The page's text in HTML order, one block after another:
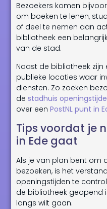
Bezoekers komen
om boeken te lenen,
of deel te nemen aan
bibliotheek een
van de stad.
Naast de bibliotheek zijn
publieke locaties waar
diensten. Zo zoeken
destadhuis
over eenPostNL punt in
Tips voordat je
in Ede gaat
Als je van plan bent om
bezoeken, is het
openingstijden te
de bibliotheek geopend
langs wilt gaan.